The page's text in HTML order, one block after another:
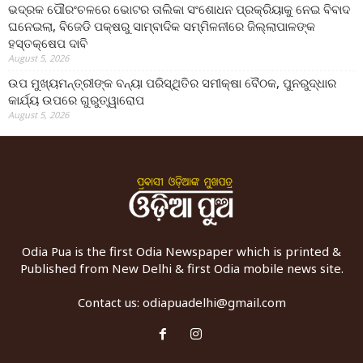
ଭଦ୍ରକ ପୌରଂଚଳରେ ଭୋଟର ତାଲିକା ସଂଶୋଧନ ପ୍ରକ୍ରିୟାକୁ ନେଇ ବିବାଦ
ଘନେଇଲା, ବିଜେଡି ପକ୍ଷରୁ ସାମ୍ବାଦିକ ସମ୍ମିଳନୀରେ ଜିଲ୍ଲାପାଳଙ୍କ
ହସ୍ତକ୍ଷେପ ଦାବି
August 5, 2026
ଉପ ମୁଖ୍ୟମନ୍ତ୍ରୀଙ୍କ ବନ୍ୟା ପରିସ୍ଥିତିର ସମୀକ୍ଷା ବୈଠକ, ପୁନରୁଦ୍ଧାର
କାର୍ଯ୍ୟ ଉପରେ ଗୁରୁତ୍ୱାରୋପ
August 5, 2026
Odia Pua is the first Odia Newspaper which is printed &
Published from New Delhi & first Odia mobile news site.
Contact us: odiapuadelhi@gmail.com